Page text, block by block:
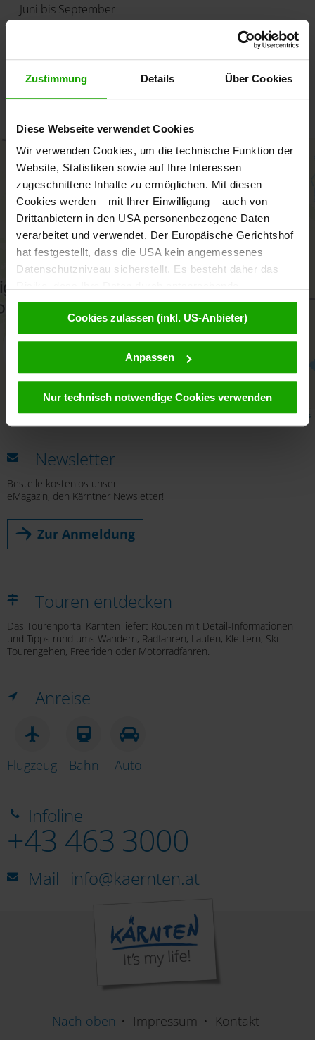
Zustimmung Details Über Cookies
Diese Webseite verwendet Cookies
Wir verwenden Cookies, um die technische Funktion der
Website, Statistiken sowie auf Ihre Interessen
zugeschnittene Inhalte zu ermöglichen. Mit diesen
Cookies werden – mit Ihrer Einwilligung – auch von
Drittanbietern in den USA personenbezogene Daten
verarbeitet und verwendet. Der Europäische Gerichtshof
hat festgestellt, dass die USA kein angemessenes
Datenschutzniveau sicherstellt. Es besteht daher das
Anordnungen gegenüber den Drittanbietern (z.B. Google,
Meta) dem Zugriff durch US-Behörden zu Kontroll- und
Überwachungszwecken unterliegen und dagegen keine
wirksamen Rechtsbehelfe zur Verfügung stehen. Mit
Ihrem Klick auf „Cookies (inkl. US-Anbietern)
von Drittanbietern (auch in den USA) verwendet werden
betreffend Cookies und einer möglichen späteren
Datenschutzerklärung
Cookies zulassen (inkl. US-Anbieter)
Anpassen
Nur technisch notwendige Cookies verwenden
Juni bis September
Kärnten Card Leistungen
+
Leaflet|© OpenMapTiles© OpenStreetMap contributors
Newsletter
Bestelle kostenlos unser
eMagazin, den Kärntner Newsletter!
Zur Anmeldung
Touren entdecken
Das Tourenportal Kärnten liefert Routen mit Detail-Informationen
und Tipps rund ums Wandern, Radfahren, Laufen, Klettern, Ski-
Tourengehen, Freeriden oder Motorradfahren.
Anreise
Flugzeug Bahn Auto
Infoline
+43 463 3000
Mail info@kaernten.at
Nach oben Impressum Kontakt